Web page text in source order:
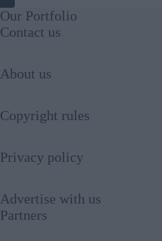
Our Portfolio
Contact us
About us
Copyright rules
Privacy policy
Advertise with us
Partners